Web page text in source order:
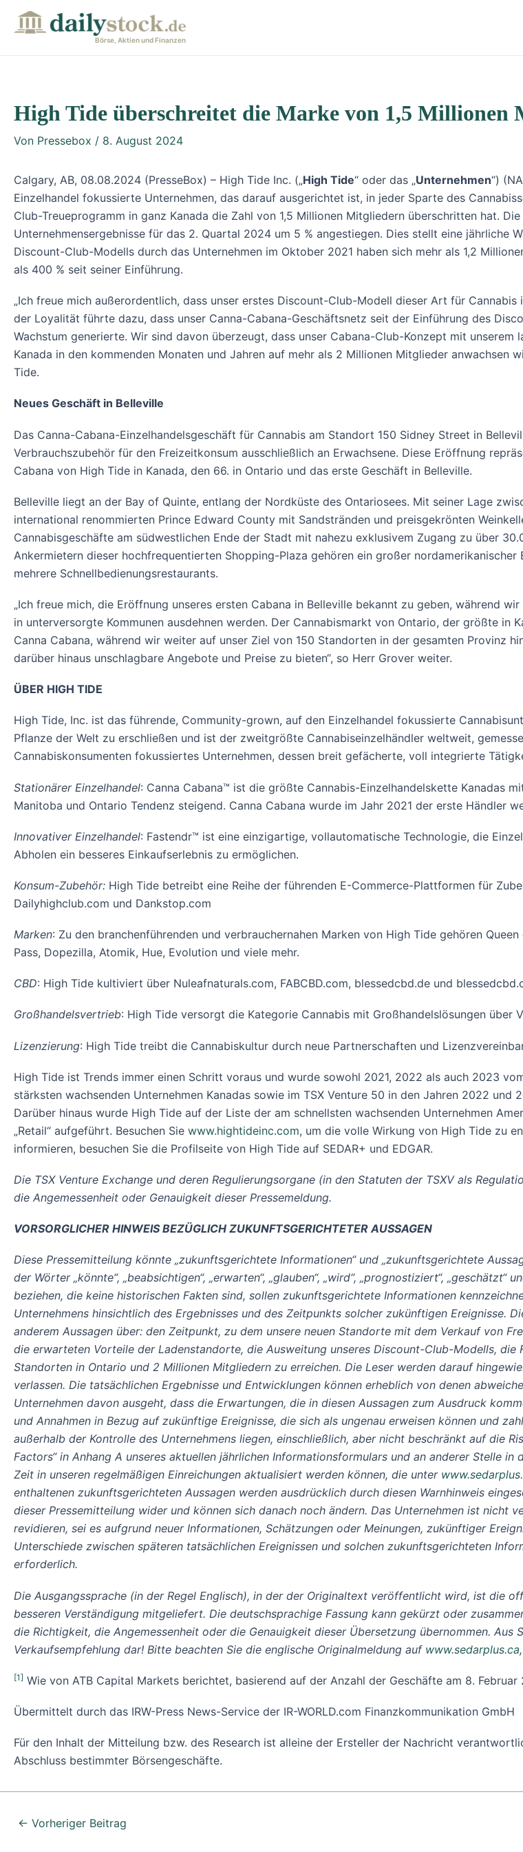
Inhalt
Börse, Aktien und Finanzen
High Tide überschreitet die Marke von 1,5 Millionen
Von Pressebox / 8. August 2024
Calgary, AB, 08.08.2024 (PresseBox) – High Tide Inc. („High Tide“ oder das „Unternehmen“)
Einzelhandel fokussierte Unternehmen, das darauf ausgerichtet ist, in jeder Sparte des
Club-Treueprogramm in ganz Kanada die Zahl von 1,5 Millionen Mitgliedern überschritten hat.
Unternehmensergebnisse für das 2. Quartal 2024 um 5 % angestiegen. Dies stellt eine jährliche
Discount-Club-Modells durch das Unternehmen im Oktober 2021 haben sich mehr als 1,2
als 400 % seit seiner Einführung.
„Ich freue mich außerordentlich, dass unser erstes Discount-Club-Modell dieser Art für
der Loyalität führte dazu, dass unser Canna-Cabana-Geschäftsnetz seit der Einführung des
Wachstum generierte. Wir sind davon überzeugt, dass unser Cabana-Club-Konzept mit
Kanada in den kommenden Monaten und Jahren auf mehr als 2 Millionen Mitglieder anwachsen
Tide.
Neues Geschäft in Belleville
Das Canna-Cabana-Einzelhandelsgeschäft für Cannabis am Standort 150 Sidney Street in
Verbrauchszubehör für den Freizeitkonsum ausschließlich an Erwachsene. Diese Eröffnung
Cabana von High Tide in Kanada, den 66. in Ontario und das erste Geschäft in Belleville.
Belleville liegt an der Bay of Quinte, entlang der Nordküste des Ontariosees. Mit seiner Lage
international renommierten Prince Edward County mit Sandstränden und preisgekrönten
Cannabisgeschäfte am südwestlichen Ende der Stadt mit nahezu exklusivem Zugang zu über
Ankermietern dieser hochfrequentierten Shopping-Plaza gehören ein großer
mehrere Schnellbedienungsrestaurants.
„Ich freue mich, die Eröffnung unseres ersten Cabana in Belleville bekannt zu geben, während
in unterversorgte Kommunen ausdehnen werden. Der Cannabismarkt von Ontario, der größte
Canna Cabana, während wir weiter auf unser Ziel von 150 Standorten in der gesamten Provinz
darüber hinaus unschlagbare Angebote und Preise zu bieten“, so Herr Grover weiter.
ÜBER HIGH TIDE
High Tide, Inc. ist das führende, Community-grown, auf den Einzelhandel fokussierte
Pflanze der Welt zu erschließen und ist der zweitgrößte Cannabiseinzelhändler weltweit,
Cannabiskonsumenten fokussiertes Unternehmen, dessen breit gefächerte, voll integrierte
Stationärer Einzelhandel: Canna Cabana™ ist die größte Cannabis-Einzelhandelskette Kanadas
Manitoba und Ontario Tendenz steigend. Canna Cabana wurde im Jahr 2021 der erste Händler
Innovativer Einzelhandel: Fastendr™ ist eine einzigartige, vollautomatische Technologie, die
Abholen ein besseres Einkaufserlebnis zu ermöglichen.
Konsum-Zubehör: High Tide betreibt eine Reihe der führenden E-Commerce-Plattformen für
Dailyhighclub.com und Dankstop.com
Marken: Zu den branchenführenden und verbrauchernahen Marken von High Tide gehören
Pass, Dopezilla, Atomik, Hue, Evolution und viele mehr.
CBD: High Tide kultiviert über Nuleafnaturals.com, FABCBD.com, blessedcbd.de und
Großhandelsvertrieb: High Tide versorgt die Kategorie Cannabis mit Großhandelslösungen über
Lizenzierung: High Tide treibt die Cannabiskultur durch neue Partnerschaften und
High Tide ist Trends immer einen Schritt voraus und wurde sowohl 2021, 2022 als auch 2023
stärksten wachsenden Unternehmen Kanadas sowie im TSX Venture 50 in den Jahren 2022
Darüber hinaus wurde High Tide auf der Liste der am schnellsten wachsenden Unternehmen
„Retail“ aufgeführt. Besuchen Sie www.hightideinc.com, um die volle Wirkung von High Tide zu
informieren, besuchen Sie die Profilseite von High Tide auf SEDAR+ und EDGAR.
Die TSX Venture Exchange und deren Regulierungsorgane (in den Statuten der TSXV als
die Angemessenheit oder Genauigkeit dieser Pressemeldung.
VORSORGLICHER HINWEIS BEZÜGLICH ZUKUNFTSGERICHTETER AUSSAGEN
Diese Pressemitteilung könnte „zukunftsgerichtete Informationen“ und „zukunftsgerichtete
der Wörter „könnte“, „beabsichtigen“, „erwarten“, „glauben“, „wird“, „prognostiziert“,
beziehen, die keine historischen Fakten sind, sollen zukunftsgerichtete Informationen
Unternehmens hinsichtlich des Ergebnisses und des Zeitpunkts solcher zukünftigen Ereignisse.
anderem Aussagen über: den Zeitpunkt, zu dem unsere neuen Standorte mit dem Verkauf von
die erwarteten Vorteile der Ladenstandorte, die Ausweitung unseres Discount-Club-Modells,
Standorten in Ontario und 2 Millionen Mitgliedern zu erreichen. Die Leser werden darauf
verlassen. Die tatsächlichen Ergebnisse und Entwicklungen können erheblich von denen
Unternehmen davon ausgeht, dass die Erwartungen, die in diesen Aussagen zum Ausdruck
und Annahmen in Bezug auf zukünftige Ereignisse, die sich als ungenau erweisen können und
außerhalb der Kontrolle des Unternehmens liegen, einschließlich, aber nicht beschränkt auf die
Factors“ in Anhang A unseres aktuellen jährlichen Informationsformulars und an anderer Stelle
Zeit in unseren regelmäßigen Einreichungen aktualisiert werden können, die unter
enthaltenen zukunftsgerichteten Aussagen werden ausdrücklich durch diesen Warnhinweis
dieser Pressemitteilung wider und können sich danach noch ändern. Das Unternehmen ist nicht
revidieren, sei es aufgrund neuer Informationen, Schätzungen oder Meinungen, zukünftiger
Unterschiede zwischen späteren tatsächlichen Ereignissen und solchen zukunftsgerichteten
erforderlich.
Die Ausgangssprache (in der Regel Englisch), in der der Originaltext veröffentlicht wird, ist die
besseren Verständigung mitgeliefert. Die deutschsprachige Fassung kann gekürzt oder
die Richtigkeit, die Angemessenheit oder die Genauigkeit dieser Übersetzung übernommen.
Verkaufsempfehlung dar! Bitte beachten Sie die englische Originalmeldung auf www.sedarplus.ca,
[1] Wie von ATB Capital Markets berichtet, basierend auf der Anzahl der Geschäfte am 8. Februar
Übermittelt durch das IRW-Press News-Service der IR-WORLD.com Finanzkommunikation GmbH
Für den Inhalt der Mitteilung bzw. des Research ist alleine der Ersteller der Nachricht
Abschluss bestimmter Börsengeschäfte.
navigation
← Vorheriger Beitrag